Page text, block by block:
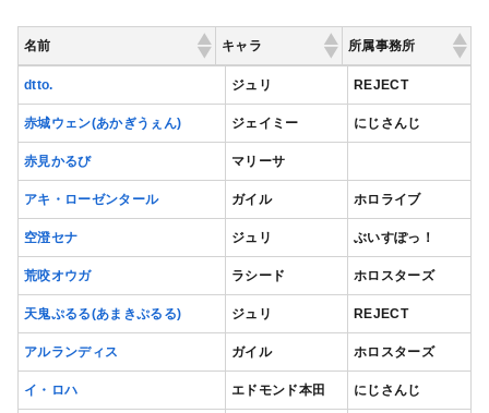
名前 キャラ 所属事務所
名前 キャラ 所属事務所
dtto. ジュリ REJECT
赤城ウェン(あかぎうぇん) ジェイミー にじさんじ
赤見かるび マリーサ
アキ・ローゼンタール ガイル ホロライブ
空澄セナ ジュリ ぶいすぽっ！
荒咬オウガ ラシード ホロスターズ
天鬼ぷるる(あまきぷるる) ジュリ REJECT
アルランディス ガイル ホロスターズ
イ・ロハ エドモンド本田 にじさんじ